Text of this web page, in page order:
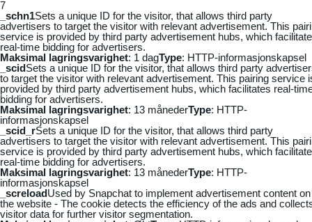
7
_schn1Sets a unique ID for the visitor, that allows third party
advertisers to target the visitor with relevant advertisement. This
service is provided by third party advertisement hubs, which
real-time bidding for advertisers.
Maksimal lagringsvarighet: 1 dagType: HTTP-informasjonskapsel
_scidSets a unique ID for the visitor, that allows third party
to target the visitor with relevant advertisement. This pairing service
provided by third party advertisement hubs, which facilitates real-
bidding for advertisers.
Maksimal lagringsvarighet: 13 månederType: HTTP-
informasjonskapsel
_scid_rSets a unique ID for the visitor, that allows third party
advertisers to target the visitor with relevant advertisement. This
service is provided by third party advertisement hubs, which
real-time bidding for advertisers.
Maksimal lagringsvarighet: 13 månederType: HTTP-
informasjonskapsel
_screloadUsed by Snapchat to implement advertisement content on
the website - The cookie detects the efficiency of the ads and
visitor data for further visitor segmentation.